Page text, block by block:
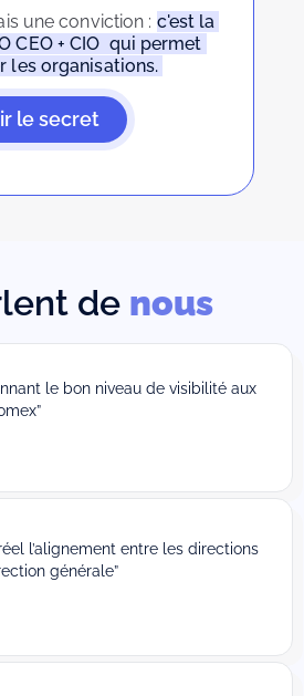
une conviction : c'est la
CEO + CIO  qui permet
les organisations.
le secret
de nous
le bon niveau de visibilité aux
l’alignement entre les directions
générale”